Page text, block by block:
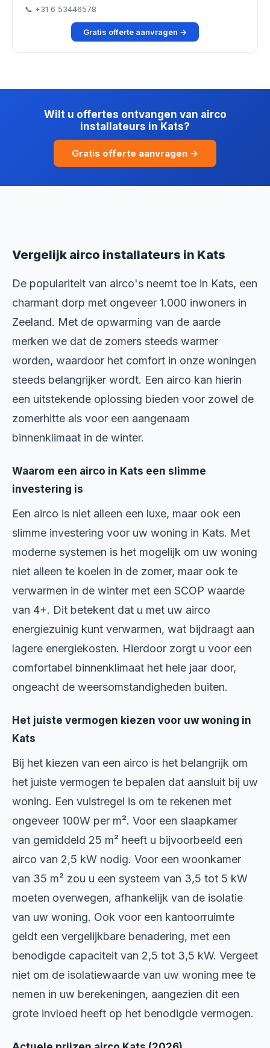
📞 +31 6 53446578
Gratis offerte aanvragen →
Wilt u offertes ontvangen van airco
installateurs in Kats?
Gratis offerte aanvragen →
Vergelijk airco installateurs in Kats
De populariteit van airco's neemt toe in Kats, een
charmant dorp met ongeveer 1.000 inwoners in
Zeeland. Met de opwarming van de aarde
merken we dat de zomers steeds warmer
worden, waardoor het comfort in onze woningen
steeds belangrijker wordt. Een airco kan hierin
een uitstekende oplossing bieden voor zowel de
zomerhitte als voor een aangenaam
binnenklimaat in de winter.
Waarom een airco in Kats een slimme
investering is
Een airco is niet alleen een luxe, maar ook een
slimme investering voor uw woning in Kats. Met
moderne systemen is het mogelijk om uw woning
niet alleen te koelen in de zomer, maar ook te
verwarmen in de winter met een SCOP waarde
van 4+. Dit betekent dat u met uw airco
energiezuinig kunt verwarmen, wat bijdraagt aan
lagere energiekosten. Hierdoor zorgt u voor een
comfortabel binnenklimaat het hele jaar door,
ongeacht de weersomstandigheden buiten.
Het juiste vermogen kiezen voor uw woning in
Kats
Bij het kiezen van een airco is het belangrijk om
het juiste vermogen te bepalen dat aansluit bij uw
woning. Een vuistregel is om te rekenen met
ongeveer 100W per m². Voor een slaapkamer
van gemiddeld 25 m² heeft u bijvoorbeeld een
airco van 2,5 kW nodig. Voor een woonkamer
van 35 m² zou u een systeem van 3,5 tot 5 kW
moeten overwegen, afhankelijk van de isolatie
van uw woning. Ook voor een kantoorruimte
geldt een vergelijkbare benadering, met een
benodigde capaciteit van 2,5 tot 3,5 kW. Vergeet
niet om de isolatiewaarde van uw woning mee te
nemen in uw berekeningen, aangezien dit een
grote invloed heeft op het benodigde vermogen.